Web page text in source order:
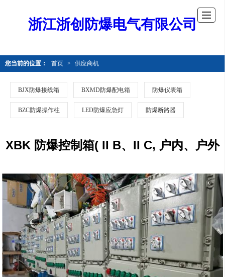
浙江浙创防爆电气有限公司
您当前的位置： 首页 > 供应商机
BJX防爆接线箱 BXMD防爆配电箱 防爆仪表箱
BZC防爆操作柱 LED防爆应急灯 防爆断路器
XBK 防爆控制箱( II B、II C, 户内、户外